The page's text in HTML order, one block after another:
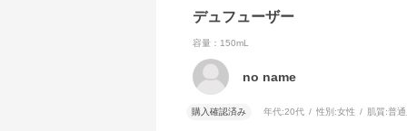
デュフューザー
容量：150mL
no name
購入確認済み 年代:20代 性別:女性 肌質:普